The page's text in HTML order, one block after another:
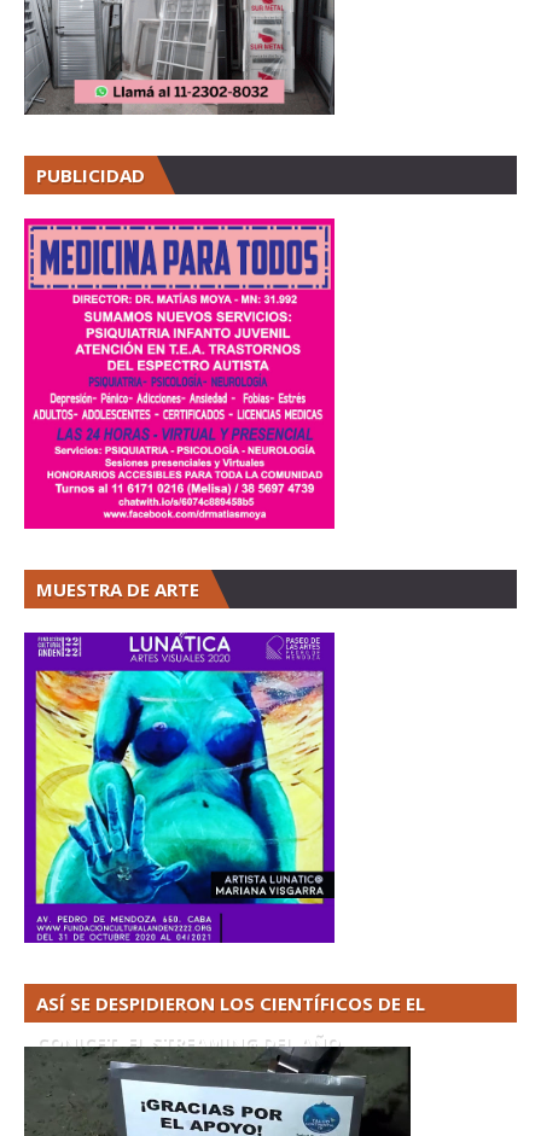
PUBLICIDAD
MUESTRA DE ARTE
ASÍ SE DESPIDIERON LOS CIENTÍFICOS DE EL
CONICET. EL STREAMING DEL AÑO